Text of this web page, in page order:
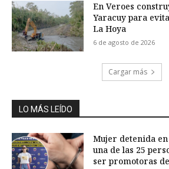
En Veroes
Yaracuy para
La Hoya
6 de agosto de 2026
Cargar más
LO MÁS LEÍDO
Mujer detenida en
una de las 25
ser promotoras